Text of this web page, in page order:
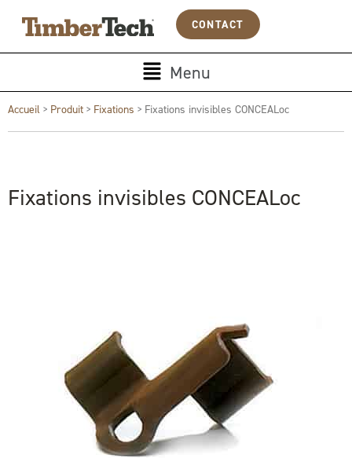
CONTACT
Main
Menu
Menu
Accueil > Produit > Fixations > Fixations invisibles CONCEALoc
Fixations invisibles CONCEALoc